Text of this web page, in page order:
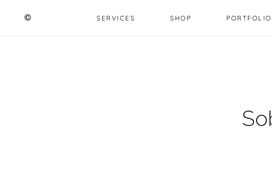
SERVICES SHOP PORTFOLIO